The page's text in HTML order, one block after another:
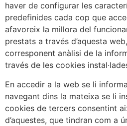
haver de configurar les
predefinides cada cop que
afavoreix la millora del
prestats a través d’aquesta
corresponent anàlisi de la
través de les cookies
En accedir a la web se li
navegant dins la mateixa se li
cookies de tercers consentint
d’aquestes, que tindran com a